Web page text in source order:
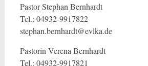
Pastor Stephan Bernhardt
Tel.: 04932-9917822
stephan.bernhardt@evlka.de
Pastorin Verena Bernhardt
Tel.: 04932-9917821